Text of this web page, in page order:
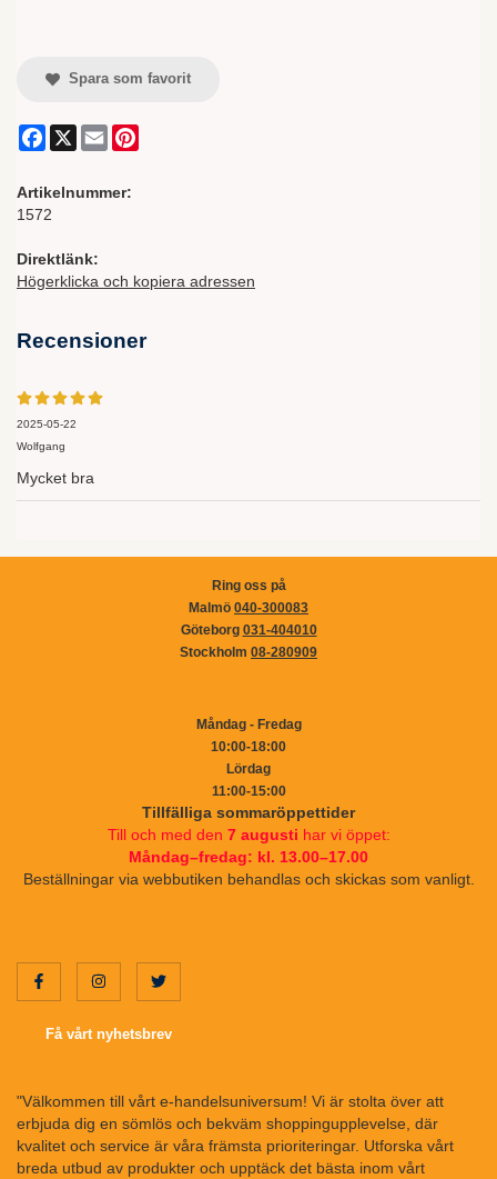
Spara som favorit
Facebook
X Email
Artikelnummer:
1572
Direktlänk:
Högerklicka och kopiera adressen
Recensioner
2025-05-22
Wolfgang
Mycket bra
Ring oss på
Malmö 040-300083
Göteborg 031-404010
Stockholm 08-280909
Måndag - Fredag
10:00-18:00
Lördag
11:00-15:00
Tillfälliga sommaröppettider
Till och med den 7 augusti har vi öppet:
Måndag–fredag: kl. 13.00–17.00
Beställningar via webbutiken behandlas och skickas som vanligt.
Få vårt nyhetsbrev
"Välkommen till vårt e-handelsuniversum! Vi är stolta över att
erbjuda dig en sömlös och bekväm shoppingupplevelse, där
kvalitet och service är våra främsta prioriteringar. Utforska vårt
breda utbud av produkter och upptäck det bästa inom vårt